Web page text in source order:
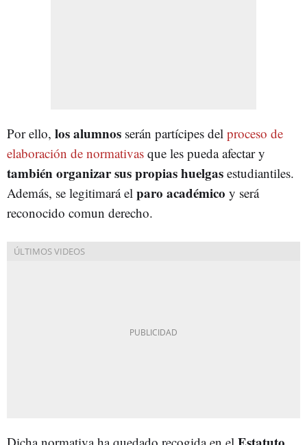
Por ello, los alumnos serán partícipes del proceso de
elaboración de normativas que les pueda afectar y
también organizar sus propias huelgas estudiantiles.
Además, se legitimará el paro académico y será
reconocido comun derecho.